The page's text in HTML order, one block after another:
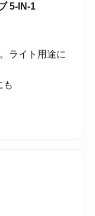
5-IN-1
ライト用途に
も